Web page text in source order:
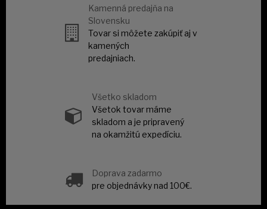
Kamenná predajňa na
Slovensku
Tovar si môžete zakúpiť aj v
kamených
predajniach.
Všetko skladom
Všetok tovar máme
skladom a je pripravený
na okamžitú expedíciu.
Doprava zadarmo
pre objednávky nad 100€.